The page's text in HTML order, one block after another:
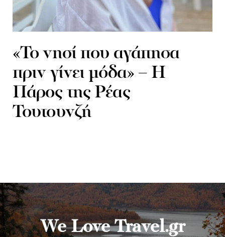
«Το νησί που αγάπησα
πριν γίνει μόδα» – Η
Πάρος της Ρέας
Τουτουνζή
We Love Travel.gr